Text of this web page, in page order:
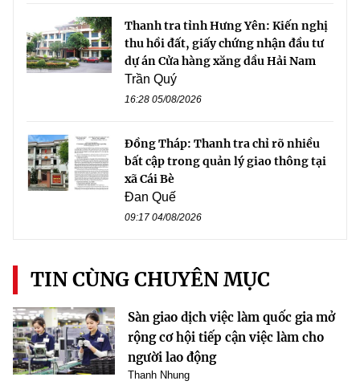
Thanh tra tỉnh Hưng Yên: Kiến nghị
thu hồi đất, giấy chứng nhận đầu tư
dự án Cửa hàng xăng dầu Hải Nam
Trần Quý
16:28 05/08/2026
Đồng Tháp: Thanh tra chỉ rõ nhiều
bất cập trong quản lý giao thông tại
xã Cái Bè
Đan Quế
09:17 04/08/2026
TIN CÙNG CHUYÊN MỤC
Sàn giao dịch việc làm quốc gia mở
rộng cơ hội tiếp cận việc làm cho
người lao động
Thanh Nhung